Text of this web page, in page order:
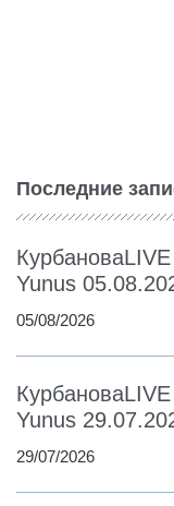
Последние
Yunus
05/08/2026
Yunus
29/07/2026